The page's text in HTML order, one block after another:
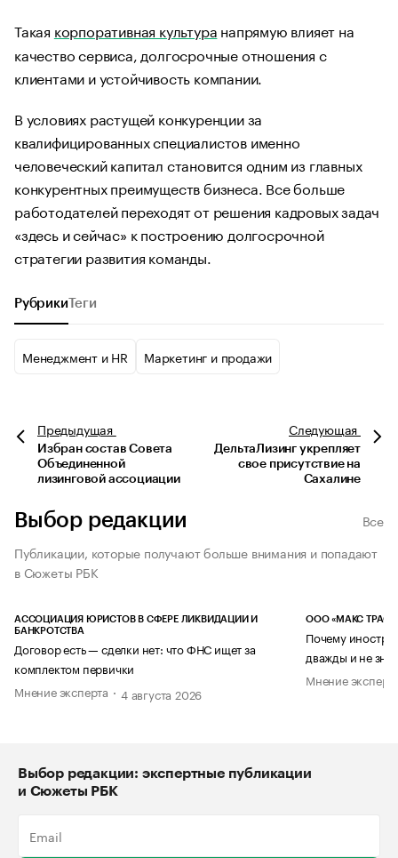
Такая корпоративная культура напрямую влияет на
качество сервиса, долгосрочные отношения с
клиентами и устойчивость компании.
В условиях растущей конкуренции за
квалифицированных специалистов именно
человеческий капитал становится одним из главных
конкурентных преимуществ бизнеса. Все больше
работодателей переходят от решения кадровых задач
«здесь и сейчас» к построению долгосрочной
стратегии развития команды.
Рубрики Теги
Менеджмент и HR Маркетинг и продажи
Предыдущая
Избран состав Совета
Объединенной
лизинговой ассоциации
Следующая
ДельтаЛизинг укрепляет
свое присутствие на
Сахалине
Выбор редакции
Все
Публикации, которые получают больше внимания и попадают
в Сюжеты РБК
АССОЦИАЦИЯ ЮРИСТОВ В СФЕРЕ ЛИКВИДАЦИИ И
БАНКРОТСТВА
Договор есть — сделки нет: что ФНС ищет за
комплектом первички
Мнение эксперта
4 августа 2026
ООО «МАКС ТРАСТ»
Почему
дважды и не
Мнение
Выбор редакции: экспертные публикации
и Сюжеты РБК